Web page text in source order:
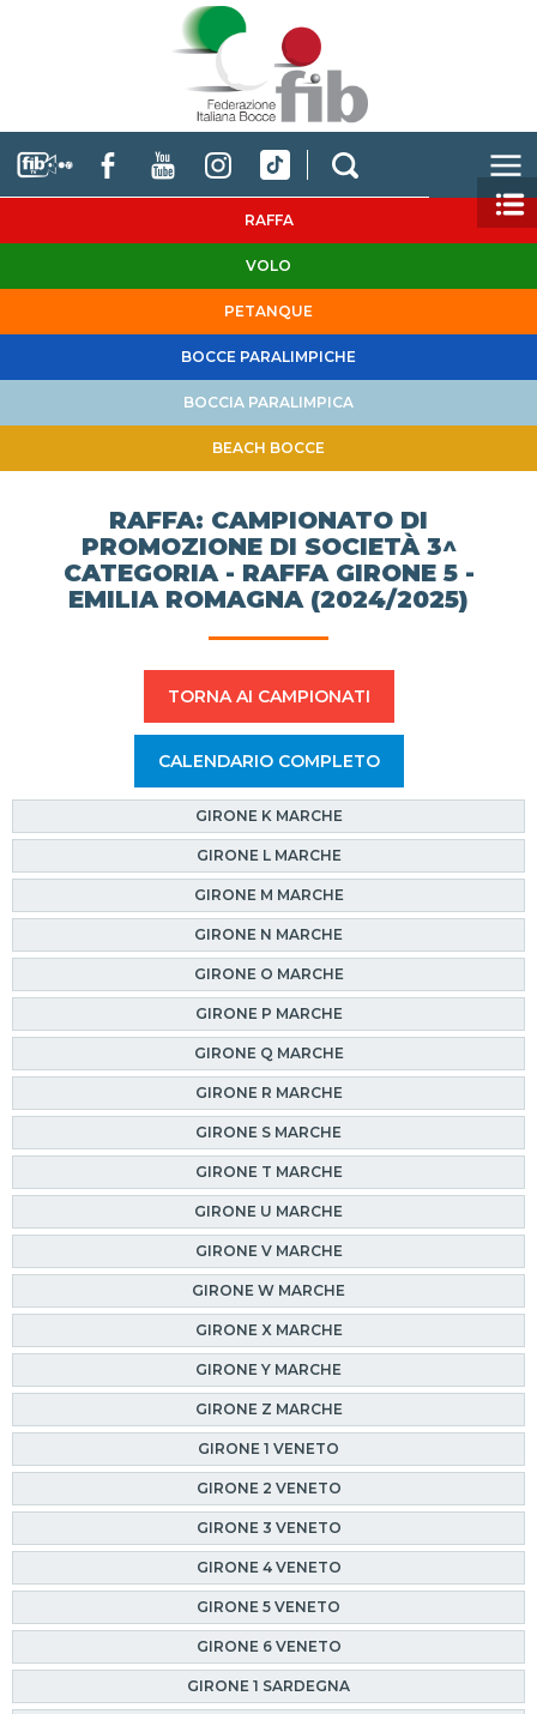
RAFFA
VOLO
PETANQUE
BOCCE PARALIMPICHE
BOCCIA PARALIMPICA
BEACH BOCCE
RAFFA: CAMPIONATO DI
PROMOZIONE DI SOCIETÀ 3^
CATEGORIA - RAFFA GIRONE 5 -
EMILIA ROMAGNA (2024/2025)
TORNA AI CAMPIONATI
CALENDARIO COMPLETO
GIRONE K MARCHE
GIRONE L MARCHE
GIRONE M MARCHE
GIRONE N MARCHE
GIRONE O MARCHE
GIRONE P MARCHE
GIRONE Q MARCHE
GIRONE R MARCHE
GIRONE S MARCHE
GIRONE T MARCHE
GIRONE U MARCHE
GIRONE V MARCHE
GIRONE W MARCHE
GIRONE X MARCHE
GIRONE Y MARCHE
GIRONE Z MARCHE
GIRONE 1 VENETO
GIRONE 2 VENETO
GIRONE 3 VENETO
GIRONE 4 VENETO
GIRONE 5 VENETO
GIRONE 6 VENETO
GIRONE 1 SARDEGNA